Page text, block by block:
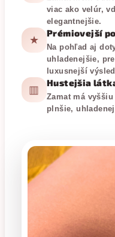
viac ako velúr,
elegantnejšie.
★
Prémiovejší
Na pohľad aj
uhladenejšie,
luxusnejší
▥
Hustejšia
Zamat má
plnšie,